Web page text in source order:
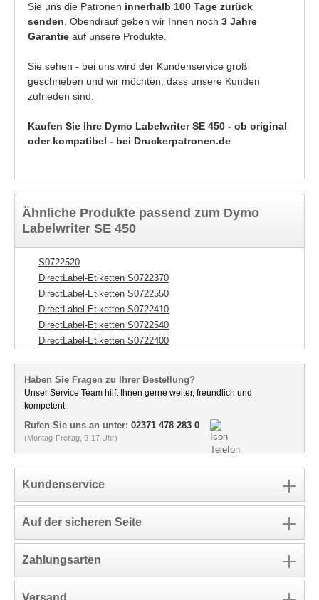
Sie uns die Patronen innerhalb 100 Tage zurück
senden . Obendrauf geben wir Ihnen noch 3 Jahre
Garantie auf unsere Produkte.
Sie sehen - bei uns wird der Kundenservice groß
geschrieben und wir möchten, dass unsere Kunden
zufrieden sind.
Kaufen Sie Ihre Dymo Labelwriter SE 450 - ob original
oder kompatibel - bei Druckerpatronen.de
Ähnliche Produkte passend zum Dymo
Labelwriter SE 450
S0722520
DirectLabel-Etiketten S0722370
DirectLabel-Etiketten S0722550
DirectLabel-Etiketten S0722410
DirectLabel-Etiketten S0722540
DirectLabel-Etiketten S0722400
Haben Sie Fragen zu Ihrer Bestellung?
Unser Service Team hilft Ihnen gerne weiter, freundlich und
kompetent.
Rufen Sie uns an unter: 02371 478 283 0
(Montag-Freitag, 9-17 Uhr)
Kundenservice
Auf der sicheren Seite
Zahlungsarten